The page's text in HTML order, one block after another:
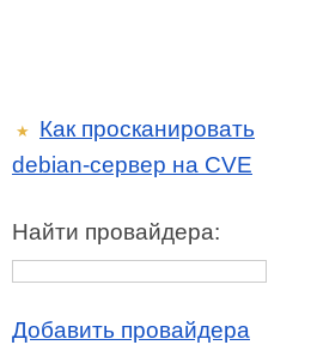
★
Как просканировать
debian-сервер на CVE
Найти провайдера:
Добавить провайдера